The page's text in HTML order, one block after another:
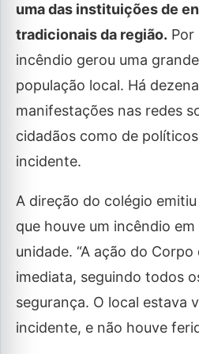
uma das instituições de
tradicionais da região. Por
incêndio gerou uma
população local. Há
manifestações nas redes
cidadãos como de
incidente.
A direção do colégio
que houve um incêndio
unidade. “A ação do
imediata, seguindo todos
segurança. O local estava
incidente, e não houve